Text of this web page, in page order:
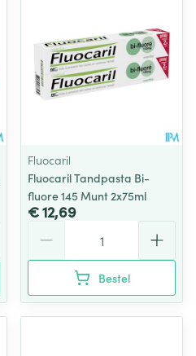
Fluocaril
Fluocaril Tandpasta Bi-
fluore 145 Munt 2x75ml
€ 12,69
Bestel